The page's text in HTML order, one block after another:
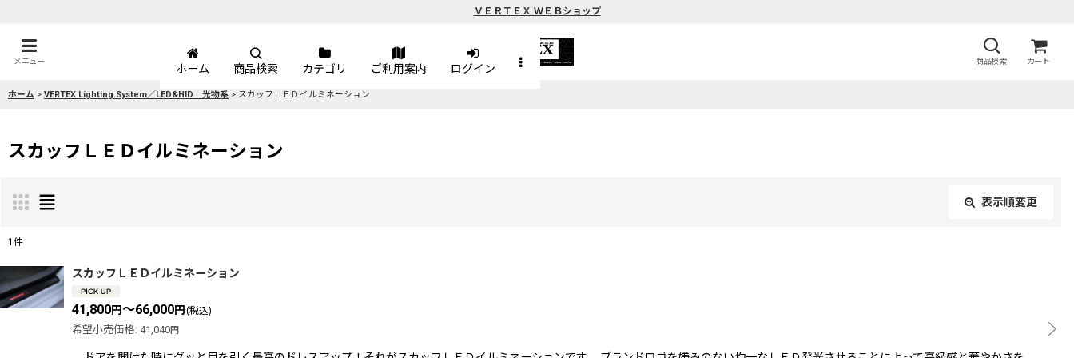
ＶＥＲＴＥＸ ＷＥＢショップ
メニュー 商品検索 カート
ホーム 商品検索 カテゴリ ご利用案内 ログイン
ホーム > VERTEX Lighting System／LED&HID 光物系 > スカッフＬＥＤイルミネーション
スカッフＬＥＤイルミネーション
表示順変更
表示数:
1 件
スカッフＬＥＤイルミネーション
41,800円～66,000円 (税込)
希望小売価格: 41,040円